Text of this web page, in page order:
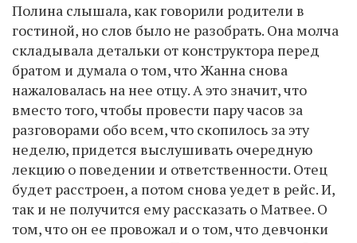
Полина слышала, как говорили родители в
гостиной, но слов было не разобрать. Она молча
складывала детальки от конструктора перед
братом и думала о том, что Жанна снова
нажаловалась на нее отцу. А это значит, что
вместо того, чтобы провести пару часов за
разговорами обо всем, что скопилось за эту
неделю, придется выслушивать очередную
лекцию о поведении и ответственности. Отец
будет расстроен, а потом снова уедет в рейс. И,
так и не получится ему рассказать о Матвее. О
том, что он ее провожал и о том, что девчонки